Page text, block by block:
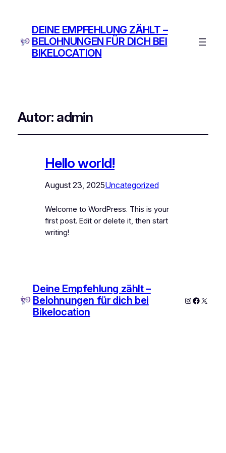
DEINE EMPFEHLUNG ZÄHLT –
BELOHNUNGEN FÜR DICH BEI
BIKELOCATION
Autor: admin
Hello world!
August 23, 2025Uncategorized
Welcome to WordPress. This is your
first post. Edit or delete it, then start
writing!
Deine Empfehlung zählt –
Belohnungen für dich bei
Bikelocation